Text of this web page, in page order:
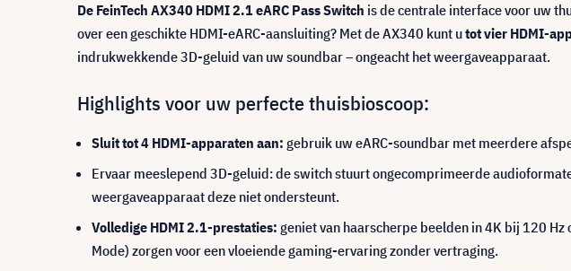
De FeinTech AX340 HDMI 2.1 eARC Pass Switch is de centrale interface voor uw
over een geschikte HDMI-eARC-aansluiting? Met de AX340 kunt utot vier HDMI-
indrukwekkende 3D-geluid van uw soundbar – ongeacht het weergaveapparaat.
Highlights voor uw perfecte thuisbioscoop:
Sluit tot 4 HDMI-apparaten aan: gebruik uw eARC-soundbar met meerdere
Ervaar meeslepend 3D-geluid: de switch stuurt ongecomprimeerde
weergaveapparaat deze niet ondersteunt.
Volledige HDMI 2.1-prestaties: geniet van haarscherpe beelden in 4K bij 120 Hz
Mode) zorgen voor een vloeiende gaming-ervaring zonder vertraging.